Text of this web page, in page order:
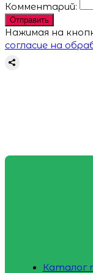
Комментарий:
Отправить
Нажимая на
согласие на
Каталог